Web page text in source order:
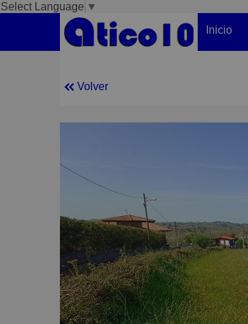
Select Language ▼
Inicio
Volver